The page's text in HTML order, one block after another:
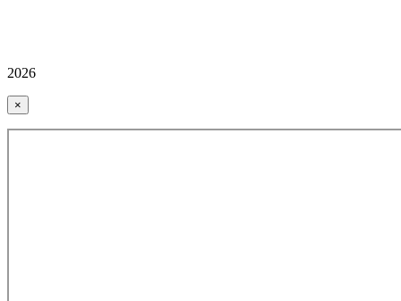
2026
×